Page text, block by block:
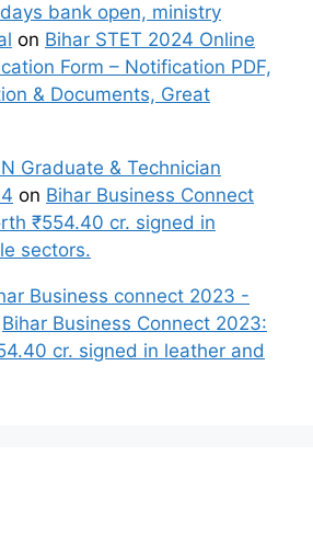
bank open, ministry
on Bihar STET 2024 Online
Form – Notification PDF,
& Documents, Great
Graduate & Technician
on Bihar Business Connect
₹554.40 cr. signed in
sectors.
Business connect 2023 -
Bihar Business Connect 2023:
cr. signed in leather and